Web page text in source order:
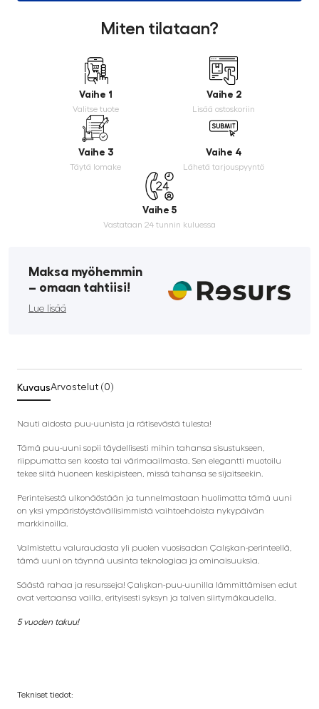
Miten tilataan?
Vaihe 1
Valitse tuote
Vaihe 2
Lisää ostoskoriin
Vaihe 3
Täytä lomake
Vaihe 4
Lähetä tarjouspyyntö
Vaihe 5
Vastataan 24 tunnin kuluessa
Maksa myöhemmin
­– omaan tahtiisi!
Lue lisää
KuvausArvostelut (0)
Nauti aidosta puu-uunista ja rätisevästä tulesta!
Tämä puu-uuni sopii täydellisesti mihin tahansa sisustukseen,
riippumatta sen koosta tai värimaailmasta. Sen elegantti muotoilu
tekee siitä huoneen keskipisteen, missä tahansa se sijaitseekin.
Perinteisestä ulkonäöstään ja tunnelmastaan huolimatta tämä uuni
on yksi ympäristöystävällisimmistä vaihtoehdoista nykypäivän
markkinoilla.
Valmistettu valuraudasta yli puolen vuosisadan Çalışkan-perinteellä,
tämä uuni on täynnä uusinta teknologiaa ja ominaisuuksia.
Säästä rahaa ja resursseja! Çalışkan-puu-uunilla lämmittämisen edut
ovat vertaansa vailla, erityisesti syksyn ja talven siirtymäkaudella.
5 vuoden takuu!
Tekniset tiedot: